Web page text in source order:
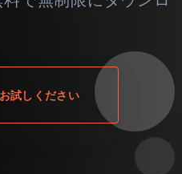
試しください